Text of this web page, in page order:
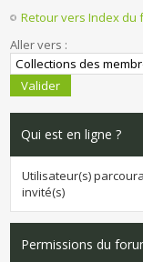
Retour vers Index du
Aller vers :
Qui est en ligne ?
Utilisateur(s)
invité(s)
Permissions du